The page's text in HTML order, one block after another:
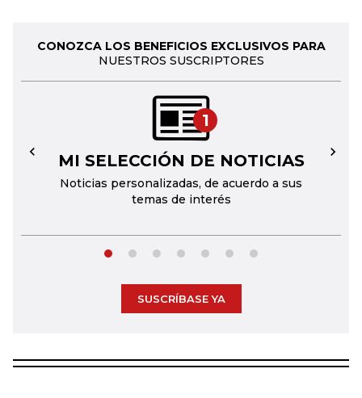
CONOZCA LOS BENEFICIOS EXCLUSIVOS PARA
NUESTROS SUSCRIPTORES
1
MI SELECCIÓN DE NOTICIAS
Noticias personalizadas, de acuerdo a sus
temas de interés
← →
SUSCRÍBASE YA